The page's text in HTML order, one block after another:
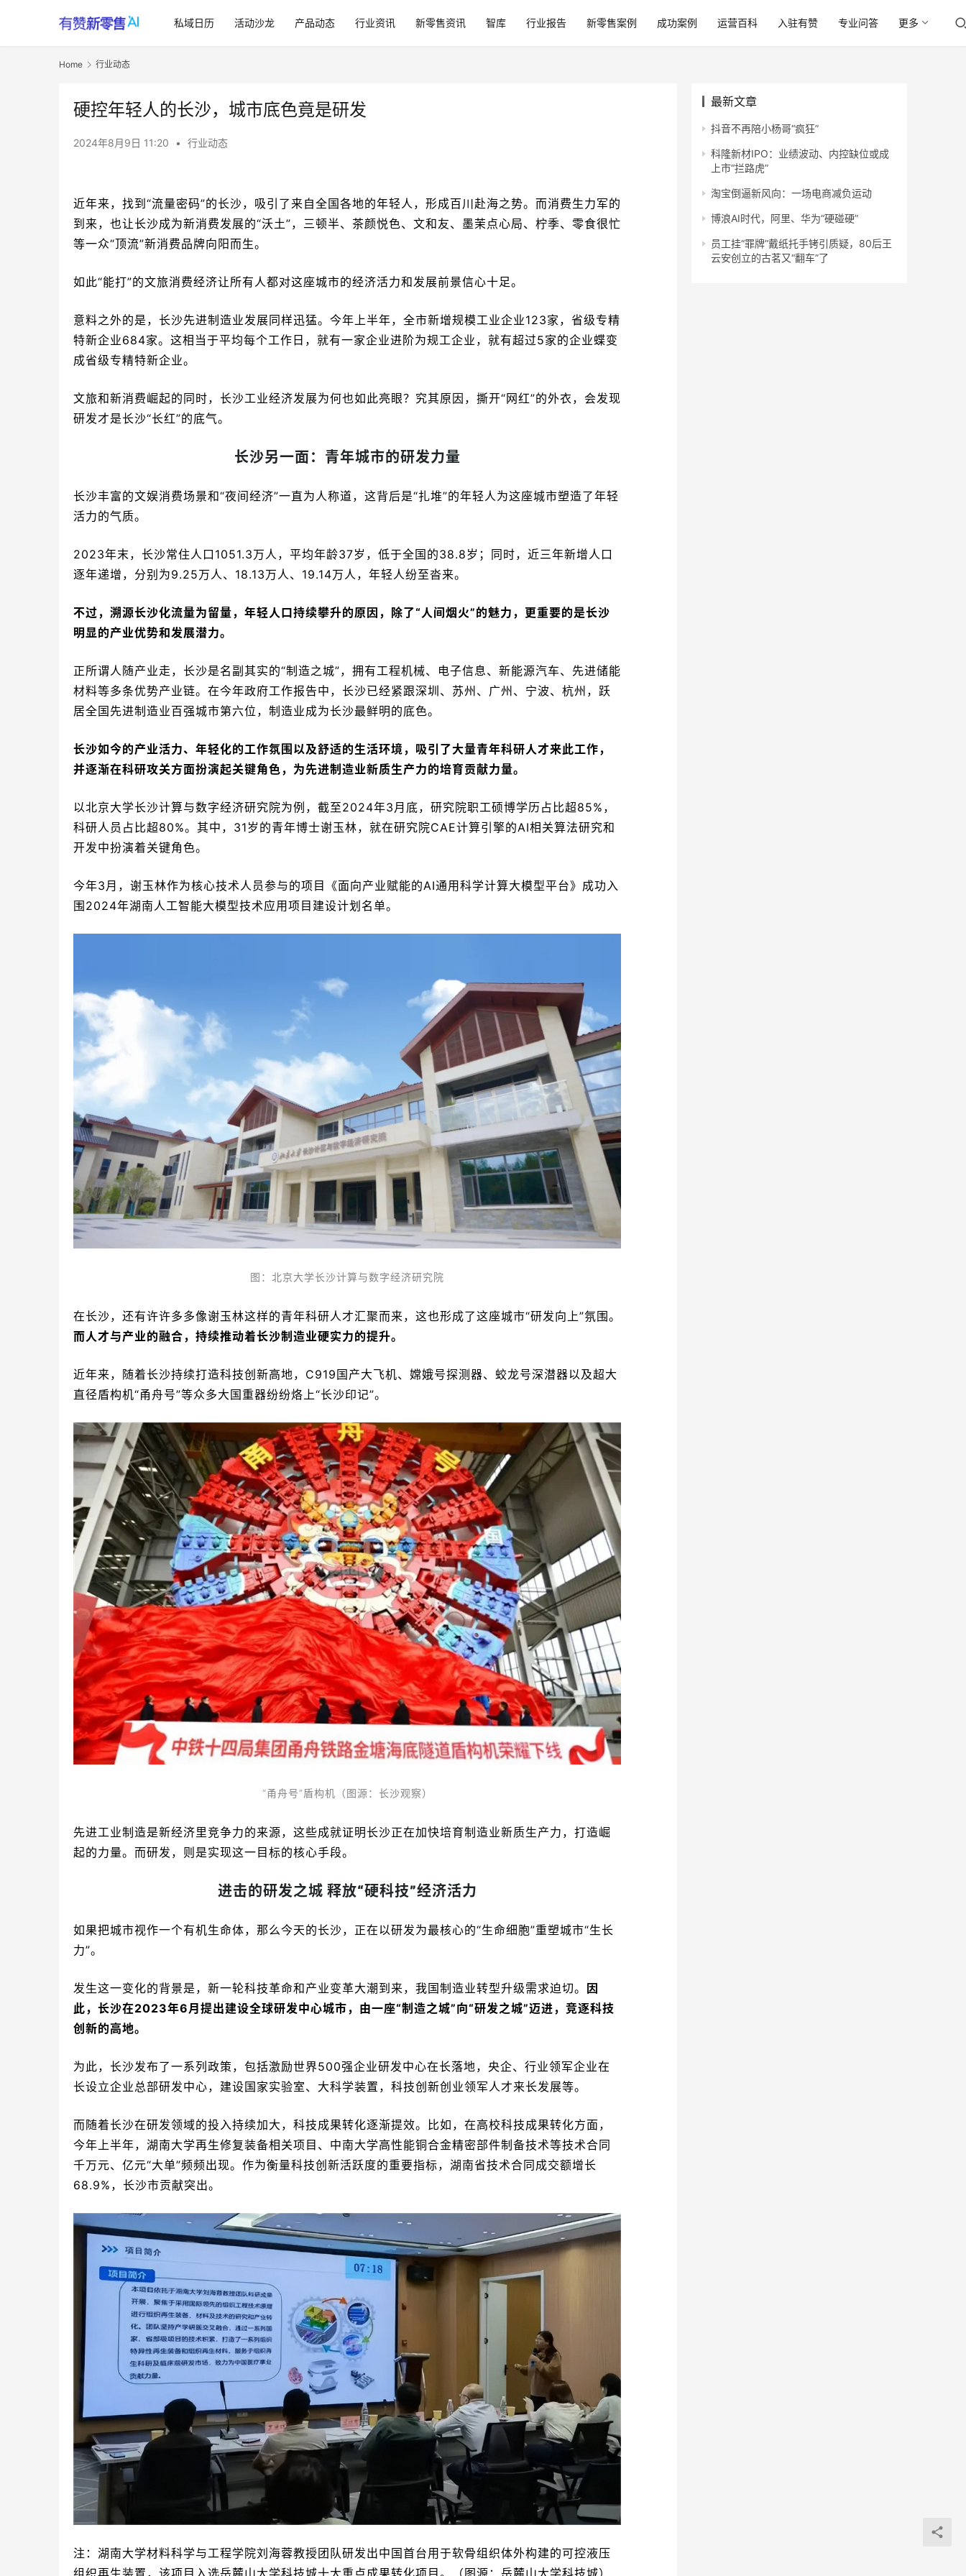
私域日历 活动沙龙 产品动态 行业资讯 新零售资讯 智库 行业报告 新零售案例 成功案例 运营百科 入驻有赞 专业问答 更多
Home 行业动态
硬控年轻人的长沙，城市底色竟是研发
2024年8月9日 11:20 • 行业动态
近年来，找到“流量密码”的长沙，吸引了来自全国各地的年轻人，形成百川赴海之势。而消费生力军的
到来，也让长沙成为新消费发展的“沃土”，三顿半、茶颜悦色、文和友、墨茉点心局、柠季、零食很忙
等一众“顶流”新消费品牌向阳而生。
如此“能打”的文旅消费经济让所有人都对这座城市的经济活力和发展前景信心十足。
意料之外的是，长沙先进制造业发展同样迅猛。今年上半年，全市新增规模工业企业123家，省级专精
特新企业684家。这相当于平均每个工作日，就有一家企业进阶为规工企业，就有超过5家的企业蝶变
成省级专精特新企业。
文旅和新消费崛起的同时，长沙工业经济发展为何也如此亮眼？究其原因，撕开“网红”的外衣，会发现
研发才是长沙“长红”的底气。
长沙另一面：青年城市的研发力量
长沙丰富的文娱消费场景和“夜间经济”一直为人称道，这背后是“扎堆”的年轻人为这座城市塑造了年轻
活力的气质。
2023年末，长沙常住人口1051.3万人，平均年龄37岁，低于全国的38.8岁；同时，近三年新增人口
逐年递增，分别为9.25万人、18.13万人、19.14万人，年轻人纷至沓来。
不过，溯源长沙化流量为留量，年轻人口持续攀升的原因，除了“人间烟火”的魅力，更重要的是长沙
明显的产业优势和发展潜力。
正所谓人随产业走，长沙是名副其实的“制造之城”，拥有工程机械、电子信息、新能源汽车、先进储能
材料等多条优势产业链。在今年政府工作报告中，长沙已经紧跟深圳、苏州、广州、宁波、杭州，跃
居全国先进制造业百强城市第六位，制造业成为长沙最鲜明的底色。
长沙如今的产业活力、年轻化的工作氛围以及舒适的生活环境，吸引了大量青年科研人才来此工作，
并逐渐在科研攻关方面扮演起关键角色，为先进制造业新质生产力的培育贡献力量。
以北京大学长沙计算与数字经济研究院为例，截至2024年3月底，研究院职工硕博学历占比超85%，
科研人员占比超80%。其中，31岁的青年博士谢玉林，就在研究院CAE计算引擎的AI相关算法研究和
开发中扮演着关键角色。
今年3月，谢玉林作为核心技术人员参与的项目《面向产业赋能的AI通用科学计算大模型平台》成功入
围2024年湖南人工智能大模型技术应用项目建设计划名单。
图：北京大学长沙计算与数字经济研究院
在长沙，还有许许多多像谢玉林这样的青年科研人才汇聚而来，这也形成了这座城市“研发向上”氛围。
而人才与产业的融合，持续推动着长沙制造业硬实力的提升。
近年来，随着长沙持续打造科技创新高地，C919国产大飞机、嫦娥号探测器、蛟龙号深潜器以及超大
直径盾构机“甬舟号”等众多大国重器纷纷烙上“长沙印记”。
“甬舟号”盾构机（图源：长沙观察）
先进工业制造是新经济里竞争力的来源，这些成就证明长沙正在加快培育制造业新质生产力，打造崛
起的力量。而研发，则是实现这一目标的核心手段。
进击的研发之城 释放“硬科技”经济活力
如果把城市视作一个有机生命体，那么今天的长沙，正在以研发为最核心的“生命细胞”重塑城市“生长
力”。
发生这一变化的背景是，新一轮科技革命和产业变革大潮到来，我国制造业转型升级需求迫切。 因
此，长沙在2023年6月提出建设全球研发中心城市，由一座“制造之城”向“研发之城”迈进，竞逐科技
创新的高地。
为此，长沙发布了一系列政策，包括激励世界500强企业研发中心在长落地，央企、行业领军企业在
长设立企业总部研发中心，建设国家实验室、大科学装置，科技创新创业领军人才来长发展等。
而随着长沙在研发领域的投入持续加大，科技成果转化逐渐提效。比如，在高校科技成果转化方面，
今年上半年，湖南大学再生修复装备相关项目、中南大学高性能铜合金精密部件制备技术等技术合同
千万元、亿元“大单”频频出现。作为衡量科技创新活跃度的重要指标，湖南省技术合同成交额增长
68.9%，长沙市贡献突出。
注：湖南大学材料科学与工程学院刘海蓉教授团队研发出中国首台用于软骨组织体外构建的可控液压
组织再生装置，该项目入选岳麓山大学科技城十大重点成果转化项目。（图源：岳麓山大学科技城）
最新文章
抖音不再陪小杨哥“疯狂”
科隆新材IPO：业绩波动、内控缺位或成
上市“拦路虎”
淘宝倒逼新风向：一场电商减负运动
博浪AI时代，阿里、华为“硬碰硬”
员工挂“罪牌”戴纸托手铐引质疑，80后王
云安创立的古茗又“翻车”了